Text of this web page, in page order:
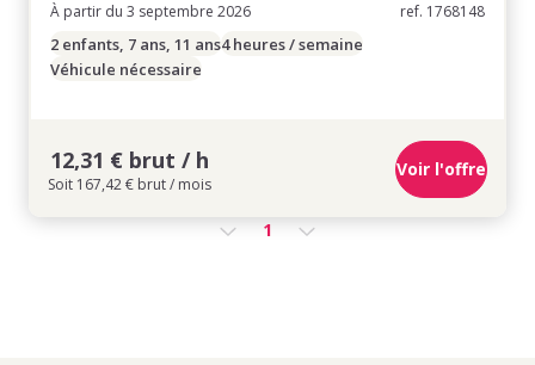
À partir du 3 septembre 2026
ref. 1768148
2 enfants, 7 ans, 11 ans4 heures / semaine
Véhicule nécessaire
12,31 € brut / h
Soit 167,42 € brut / mois
Voir l'offre
1